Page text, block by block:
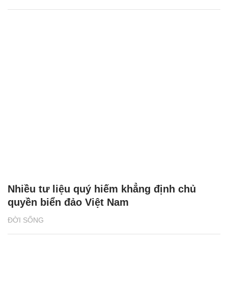
ĐỜI SỐNG
Nhiều tư liệu quý hiếm khẳng định chủ
quyền biển đảo Việt Nam